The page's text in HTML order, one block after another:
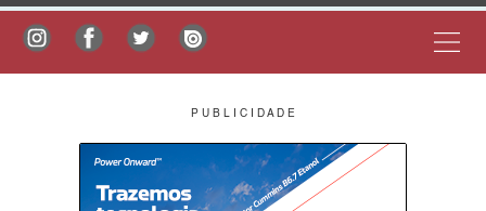
P U B L I C I D A D E